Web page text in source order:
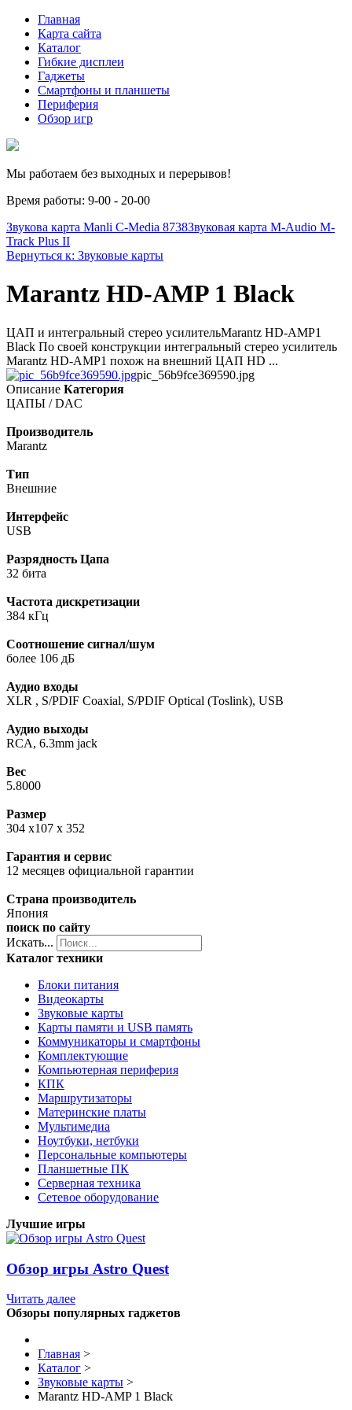
Главная
Карта сайта
Каталог
Гибкие дисплеи
Гаджеты
Смартфоны и планшеты
Периферия
Обзор игр
Мы работаем без выходных и перерывов!
Время работы: 9-00 - 20-00
Звукова карта Manli C-Media 8738Звуковая карта M-Audio M-
Track Plus II
Вернуться к: Звуковые карты
Marantz HD-AMP 1 Black
ЦАП и интегральный стерео усилительMarantz HD-AMP1
Black По своей конструкции интегральный стерео усилитель
Marantz HD-AMP1 похож на внешний ЦАП HD ...
pic_56b9fce369590.jpg
Описание Категория
ЦАПЫ / DAC
Производитель
Marantz
Тип
Внешние
Интерфейс
USB
Разрядность Цапа
32 бита
Частота дискретизации
384 кГц
Соотношение сигнал/шум
более 106 дБ
Аудио входы
XLR , S/PDIF Coaxial, S/PDIF Optical (Toslink), USB
Аудио выходы
RCA, 6.3mm jack
Вес
5.8000
Размер
304 x107 x 352
Гарантия и сервис
12 месяцев официальной гарантии
Страна производитель
Япония
поиск по сайту
Искать...
Каталог техники
Блоки питания
Видеокарты
Звуковые карты
Карты памяти и USB память
Коммуникаторы и смартфоны
Комплектующие
Компьютерная периферия
КПК
Маршрутизаторы
Материнские платы
Мультимедиа
Ноутбуки, нетбуки
Персональные компьютеры
Планшетные ПК
Серверная техника
Сетевое оборудование
Лучшие игры
Обзор игры Astro Quest
Читать далее
Обзоры популярных гаджетов
Главная >
Каталог >
Звуковые карты >
Marantz HD-AMP 1 Black